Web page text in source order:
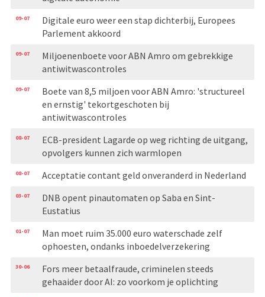
09-07
Digitale euro weer een stap dichterbij, Europees
Parlement akkoord
09-07
Miljoenenboete voor ABN Amro om gebrekkige
antiwitwascontroles
09-07
Boete van 8,5 miljoen voor ABN Amro: 'structureel
en ernstig' tekortgeschoten bij
antiwitwascontroles
08-07
ECB-president Lagarde op weg richting de uitgang,
opvolgers kunnen zich warmlopen
08-07 Acceptatie contant geld onveranderd in Nederland
03-07
DNB opent pinautomaten op Saba en Sint-
Eustatius
01-07
Man moet ruim 35.000 euro waterschade zelf
ophoesten, ondanks inboedelverzekering
30-06
Fors meer betaalfraude, criminelen steeds
gehaaider door AI: zo voorkom je oplichting